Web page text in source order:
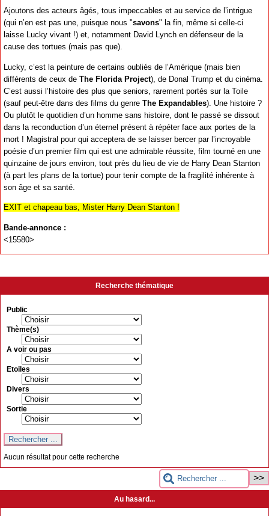
Ajoutons des acteurs âgés, tous impeccables et au service de l’intrigue
(qui n’en est pas une, puisque nous "savons" la fin, même si celle-ci
laisse Lucky vivant !) et, notamment David Lynch en défenseur de la
cause des tortues (mais pas que).
Lucky, c’est la peinture de certains oubliés de l’Amérique (mais bien
différents de ceux de The Florida Project), de Donal Trump et du cinéma.
C’est aussi l’histoire des plus que seniors, rarement portés sur la Toile
(sauf peut-être dans des films du genre The Expandables). Une histoire ?
Ou plutôt le quotidien d’un homme sans histoire, dont le passé se dissout
dans la reconduction d’un éternel présent à répéter face aux portes de la
mort ! Magistral pour qui acceptera de se laisser bercer par l’incroyable
poésie d’un premier film qui est une admirable réussite, film tourné en une
quinzaine de jours environ, tout près du lieu de vie de Harry Dean Stanton
(à part les plans de la tortue) pour tenir compte de la fragilité inhérente à
son âge et sa santé.
EXIT et chapeau bas, Mister Harry Dean Stanton !
Bande-annonce :
<15580>
Recherche thématique
Public
Thème(s)
A voir ou pas
Etoiles
Divers
Sortie
Aucun résultat pour cette recherche
Au hasard...